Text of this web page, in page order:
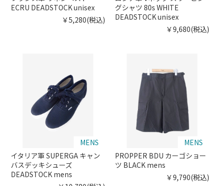
ECRU DEADSTOCK unisex
￥5,280(税込)
グシャツ 80s WHITE
DEADSTOCK unisex
￥9,680(税込)
MENS
イタリア軍 SUPERGA キャン
バスデッキシューズ
DEADSTOCK mens
MENS
PROPPER BDU カーゴショー
ツ BLACK mens
￥9,790(税込)